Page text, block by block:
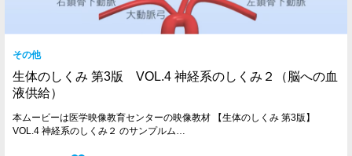
その他
生体のしくみ 第3版 VOL.4 神経系のしくみ２（脳への血
液供給）
本ムービーは医学映像教育センターの映像教材 【生体のしくみ 第3版】
VOL.4 神経系のしくみ２ のサンプルム…